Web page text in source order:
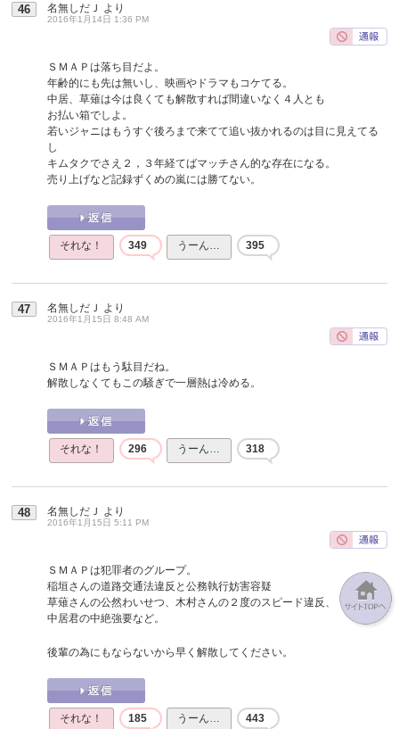
46 名無しだＪ より
2016年1月14日 1:36 PM
ＳＭＡＰは落ち目だよ。
年齢的にも先は無いし、映画やドラマもコケてる。
中居、草薙は今は良くても解散すれば間違いなく４人とも
お払い箱でしよ。
若いジャニはもうすぐ後ろまで来てて追い抜かれるのは目に見えてる
し
キムタクでさえ２，３年経てばマッチさん的な存在になる。
売り上げなど記録ずくめの嵐には勝てない。
それな！ 349 うーん… 395
47 名無しだＪ より
2016年1月15日 8:48 AM
ＳＭＡＰはもう駄目だね。
解散しなくてもこの騒ぎで一層熱は冷める。
それな！ 296 うーん… 318
48 名無しだＪ より
2016年1月15日 5:11 PM
ＳＭＡＰは犯罪者のグループ。
稲垣さんの道路交通法違反と公務執行妨害容疑
草薙さんの公然わいせつ、木村さんの２度のスピード違反、
中居君の中絶強要など。
後輩の為にもならないから早く解散してください。
それな！ 185 うーん… 443